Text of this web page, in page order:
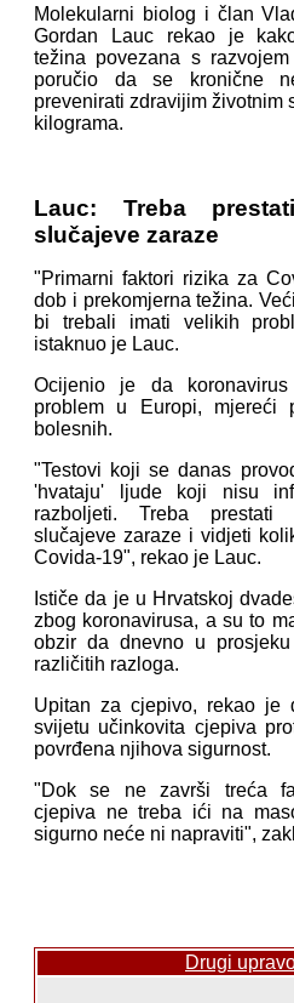
Molekularni biolog i član
Gordan Lauc rekao je
težina povezana s
poručio da se kronične
prevenirati zdravijim životnim
kilograma.
Lauc: Treba
slučajeve zaraze
"Primarni faktori rizika za
dob i prekomjerna težina.
bi trebali imati velikih
istaknuo je Lauc.
Ocijenio je da
problem u Europi,
bolesnih.
"Testovi koji se danas
'hvataju' ljude koji nisu
razboljeti. Treba
slučajeve zaraze i vidjeti
Covida-19", rekao je Lauc.
Ističe da je u Hrvatskoj
zbog koronavirusa, a su to
obzir da dnevno u
različitih razloga.
Upitan za cjepivo, rekao je
svijetu učinkovita cjepiva
povrđena njihova sigurnost.
"Dok se ne završi treća
cjepiva ne treba ići na
sigurno neće ni napraviti",
Drugi